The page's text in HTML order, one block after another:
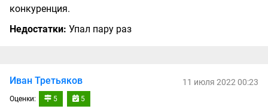
конкуренция.
Недостатки: Упал пару раз
Иван Третьяков
Оценки: 5 5
11 июля 2022 00:23